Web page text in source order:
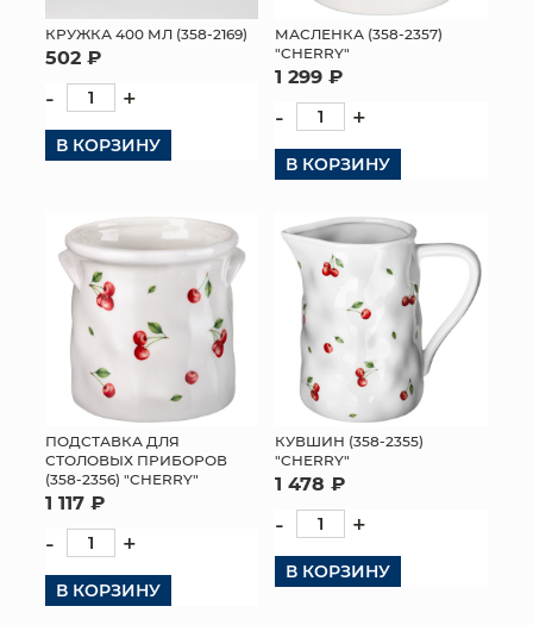
КРУЖКА 400 МЛ (358-2169)
502 ₽
- +
В КОРЗИНУ
МАСЛЕНКА (358-2357)
"CHERRY"
1 299 ₽
- +
В КОРЗИНУ
ПОДСТАВКА ДЛЯ
СТОЛОВЫХ ПРИБОРОВ
(358-2356) "CHERRY"
1 117 ₽
- +
В КОРЗИНУ
КУВШИН (358-2355)
"CHERRY"
1 478 ₽
- +
В КОРЗИНУ